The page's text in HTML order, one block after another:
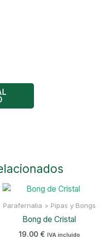
Parafernalia > Pipas y Bongs
Bong de Cristal
19.00 € IVA incluido